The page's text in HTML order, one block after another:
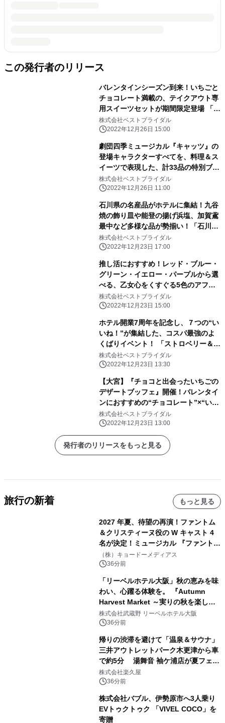
この発行者のリリース
バレンタインシーズン到来！いちごと
チョコレート満載の、テイクアウト専
用スイーツセットが期間限定登場 「ス
トリングス スイーツコレクション～
STRAWBERRY & CHOCOLATE～」
株式会社ベストブライダル
2022年12月26日 15:00
劇団四季ミュージカル『キャッツ』の
登場キャラクターすべてを、料理＆ス
イーツで表現した、計33品の特別ブッ
フェ 『STRINGS ジェリクルブッフ
ェ』期間限定開催
株式会社ベストブライダル
2022年12月26日 11:00
石川県の名産品がホテルに集結！九谷
焼の飾り皿や能登の揚げ浜塩、加賀鳶
最中など多様な品が勢揃い！「石川県
観光物産展 in STRINGS」開催
株式会社ベストブライダル
2022年12月23日 17:00
推し活におすすめ！レッド・ブルー・
グリーン・イエロー・パープルから選
べる、乙女心をくすぐる5色のアフタ
ヌーンティー！ 『プリンセス ティア
ラ アフタヌーンティー』期間限定販売
株式会社ベストブライダル
2022年12月23日 15:00
ホテル開業7周年を記念し、７つの“い
いね！”が集結した、コスパ最強のよ
くばりイベント！ 「ストロベリー＆チ
ョコレート スイーツブッフェ～恋する
パリ7区～」開催
株式会社ベストブライダル
2022年12月23日 13:30
【大宮】『チョコと出会ったいちごの
デザートブッフェ』開催！バレンタイ
ンにおすすめの“チョコレート”×“いち
ご”の最強コラボレーション
株式会社ベストブライダル
2022年12月23日 13:00
発行者のリリースをもっと見る
旅行の新着 もっと見る
2027 年夏、待望の再演！ファントム
＆クリスティーヌ役の W キャスト 4
名が決定！ミュージカル 『ファント
ム』
（株）キョードーメディアス
36分前
「リーベルホテル大阪」秋の恵みを味
わい、心躍る体験を。 『Autumn
Harvest Market ～実りの秋を楽しむ
ディナー&スイーツビュッフェ～』を9
月18日より開催！
株式会社武蔵野 リーベルホテル大阪
36分前
帰りの渋滞を避けて「温泉＆サウナ」
三井アウトレットパーク木更津から車
で約5分 湯舞音 袖ケ浦店が夏フェア
メニューを提供
株式会社楽久屋
36分前
株式会社バブル、伊勢原市へ3人乗り
EVトゥクトゥク 「VIVEL COCO」を
寄贈